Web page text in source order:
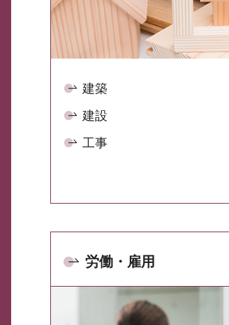
建築
建設
工事
労働・雇用